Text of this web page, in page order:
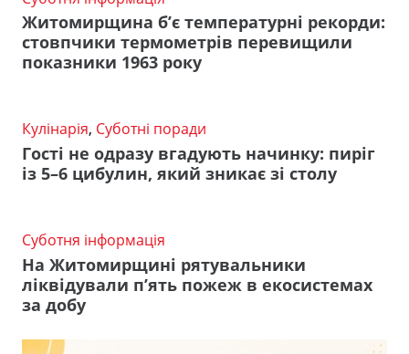
Житомирщина б’є температурні рекорди:
стовпчики термометрів перевищили
показники 1963 року
Кулінарія, Суботні поради
Гості не одразу вгадують начинку: пиріг
із 5–6 цибулин, який зникає зі столу
Суботня інформація
На Житомирщині рятувальники
ліквідували п’ять пожеж в екосистемах
за добу